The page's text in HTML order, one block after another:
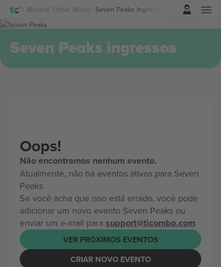
Música Other Music Seven Peaks Ingressos
Entrar
Seven Peaks ingressos
Oops!
Não encontramos nenhum evento.
Atualmente, não há eventos ativos para Seven
Peaks.
Se você acha que isso está errado, você pode
adicionar um novo evento Seven Peaks ou
enviar um e-mail para support@ticombo.com
VER PRÓXIMOS EVENTOS
CRIAR NOVO EVENTO